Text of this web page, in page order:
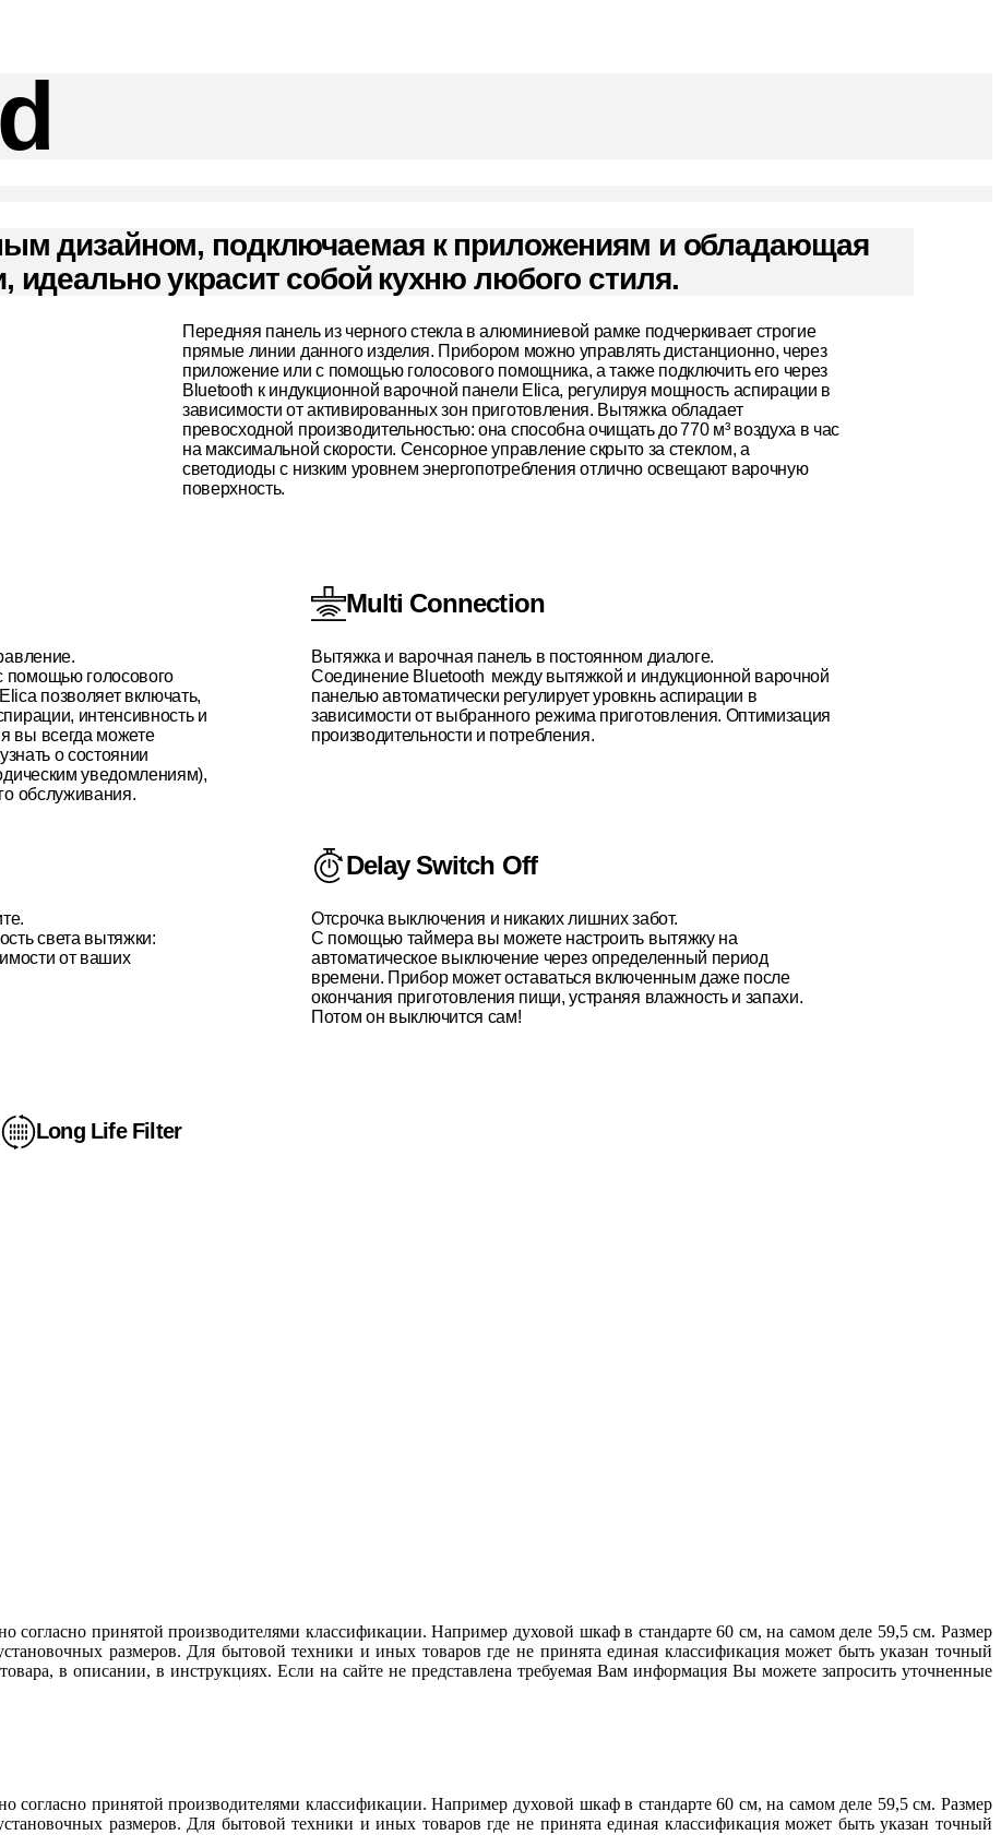
дизайном, подключаемая к приложениям и обладающая
украсит собой кухню любого стиля.
Передняя панель из черного стекла в алюминиевой рамке подчеркивает строгие
прямые линии данного изделия. Прибором можно управлять дистанционно, через
приложение или с помощью голосового помощника, а также подключить его через
Bluetooth к индукционной варочной панели Elica, регулируя мощность аспирации в
зависимости от активированных зон приготовления. Вытяжка обладает
превосходной производительностью: она способна очищать до 770 м³ воздуха в час
на максимальной скорости. Сенсорное управление скрыто за стеклом, а
светодиоды с низким уровнем энергопотребления отлично освещают варочную
поверхность.
голосового
позволяет включать,
интенсивность и
вы всегда можете
о состоянии
уведомлениям),
обслуживания.
Multi Connection
Вытяжка и варочная панель в постоянном диалоге.
Соединение Bluetooth между вытяжкой и индукционной варочной
панелью автоматически регулирует уровкнь аспирации в
зависимости от выбранного режима приготовления. Оптимизация
производительности и потребления.
света вытяжки:
от ваших
Delay Switch Off
Отсрочка выключения и никаких лишних забот.
С помощью таймера вы можете настроить вытяжку на
автоматическое выключение через определенный период
времени. Прибор может оставаться включенным даже после
окончания приготовления пищи, устраняя влажность и запахи.
Потом он выключится сам!
Long Life Filter
согласно принятой производителями классификации. Например духовой шкаф в стандарте 60 см, на самом деле 59,5 см. Размер
размеров. Для бытовой техники и иных товаров где не принята единая классификация может быть указан точный
в описании, в инструкциях. Если на сайте не представлена требуемая Вам информация Вы можете запросить уточненные
согласно принятой производителями классификации. Например духовой шкаф в стандарте 60 см, на самом деле 59,5 см. Размер
размеров. Для бытовой техники и иных товаров где не принята единая классификация может быть указан точный